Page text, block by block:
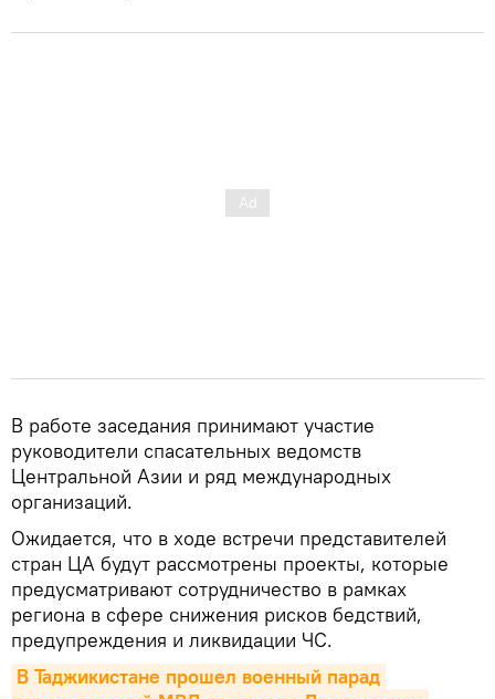
В работе заседания принимают участие
руководители спасательных ведомств
Центральной Азии и ряд международных
организаций.
Ожидается, что в ходе встречи представителей
стран ЦА будут рассмотрены проекты, которые
предусматривают сотрудничество в рамках
региона в сфере снижения рисков бедствий,
предупреждения и ликвидации ЧС.
В Таджикистане прошел военный парад